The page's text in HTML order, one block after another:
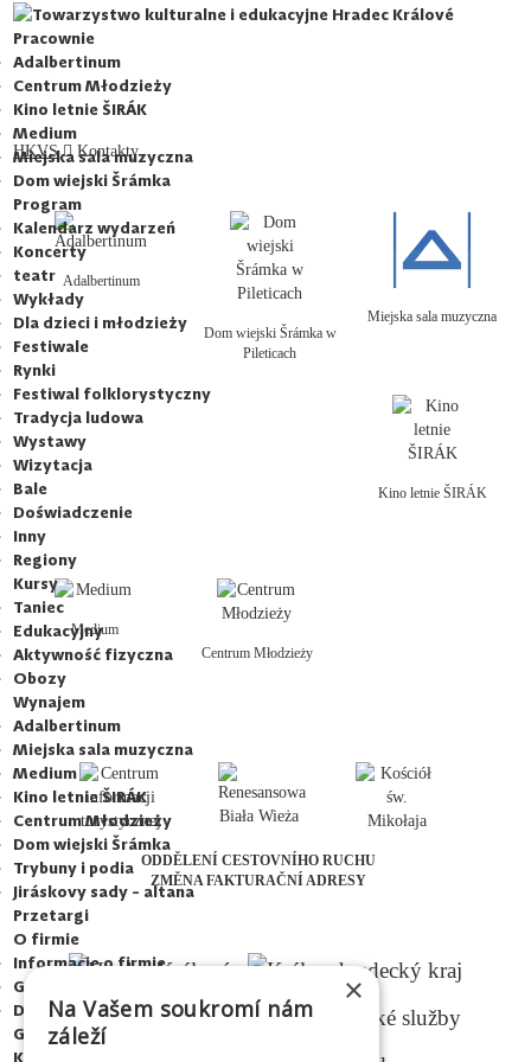
Pracownie
Adalbertinum
Centrum Młodzieży
Kino letnie ŠIRÁK
Medium
Miejska sala muzyczna
Dom wiejski Šrámka
Program
Kalendarz wydarzeń
Koncerty
teatr
Wykłady
Dla dzieci i młodzieży
Festiwale
Rynki
Festiwal folklorystyczny
Tradycja ludowa
Wystawy
Wizytacja
Bale
Doświadczenie
Inny
Regiony
Kursy
Taniec
Edukacyjny
Aktywność fizyczna
Obozy
Wynajem
Adalbertinum
Miejska sala muzyczna
Medium
Kino letnie ŠIRÁK
Centrum Młodzieży
Dom wiejski Šrámka
Trybuny i podia
Jiráskovy sady - altana
Przetargi
O firmie
Informacje o firmie
GDPR
Dla mediów
Galeria
Kontakty
HKVS Kontakty
Adalbertinum
Dom wiejski Šrámka w
Pileticach
Miejska sala muzyczna
Kino letnie ŠIRÁK
Medium
Centrum Młodzieży
ODDĚLENÍ CESTOVNÍHO RUCHU
ZMĚNA FAKTURAČNÍ ADRESY
×
Na Vašem soukromí nám
záleží